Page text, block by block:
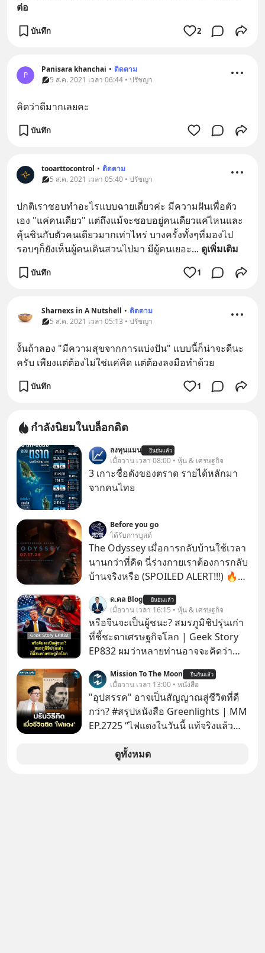
ต่อ
บันทึก 2
P
Panisara khanchai • ติดตาม
5 ส.ค. 2021 เวลา 06:44 • ปรัชญา
คิดว่าดีมากเลยคะ
บันทึก
tooarttocontrol • ติดตาม
5 ส.ค. 2021 เวลา 05:40 • ปรัชญา
ปกติเราชอบทำอะไรแบบฉายเดี่ยวค่ะ​ มีความฝันเพื่อตัว
เอง​ "แค่คนเดียว" ​แต่ถึงแม้จะชอบอยู่คนเดียว​แค่ไหนและ
คุ้นชินกับตัวคนเดียวมากเท่าไหร่​ บางครั้งทั้งๆที่มองไป
รอบๆก็ยังเห็นผู้คนเดินสวนไปมา​ มีผู้คนเยอะ... ดูเพิ่มเติม
บันทึก 1
Sharnexs in A Nutshell • ติดตาม
5 ส.ค. 2021 เวลา 05:13 • ปรัชญา
งั้นถ้าลอง "มีความสุขจากการแบ่งปัน" แบบนี้ก็น่าจะดีนะ
ครับ เพียงแต่ต้องไม่ใช่แค่คิด แต่ต้องลงมือทำด้วย
บันทึก 1
กำลังนิยมในบล็อกดิต
ลงทุนแมน ยืนยันแล้ว
เมื่อวาน เวลา 08:00 • หุ้น & เศรษฐกิจ
3 เกาะชื่อดังของตราด รายได้หลักมา
จากคนไทย
Before you go
ได้รับการบูสต์
The Odyssey เมื่อการกลับบ้านใช้เวลา
นานกว่าที่คิด นี่ร่างกายเราต้องการกลับ
บ้านจริงหรือ (SPOILED ALERT!!!) 🔥
ด.ดล Blog ยืนยันแล้ว
เมื่อวาน เวลา 16:15 • หุ้น & เศรษฐกิจ
หรือจีนจะเป็นผู้ชนะ? สมรภูมิชิปรุ่นเก่า
ที่ชี้ชะตาเศรษฐกิจโลก | Geek Story
EP832 ผมว่าหลายท่านอาจจะคิดว่า
คิดใหม่ได้เลยครับ! ในขณะที่โลกโฟกัส
ชิป 3 นาโนเมตร แต่จีนกำลังเดินเกมที่
น่ากลัวกว่า โดยการเข้ายึดครองตลาด
‘Legacy Chips’ หรือชิปรุ่นเก่า ฟังดูไร้
EV, อุปกรณ์การแพทย์ ไปจนถึง
ขีปนาวุธ! จีนกำลังใช้ ‘Playbook’ เดิมที่
Mission To The Moon ยืนยันแล้ว
เมื่อวาน เวลา 13:00 • หนังสือ
"อุปสรรค" อาจเป็นสัญญาณสู่ชีวิตที่ดี
กว่า? #สรุปหนังสือ Greenlights | MM
EP.2725 “ไฟแดงในวันนี้ แท้จริงแล้ว
เปลี่ยนสี” McConaughey ดาราดาวรุ่ง
ดูทั้งหมด